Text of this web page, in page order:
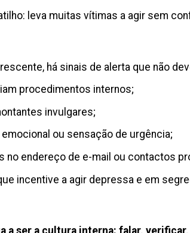
leva muitas vítimas a agir sem
há sinais de alerta que não
procedimentos internos;
invulgares;
ou sensação de urgência;
no endereço de e-mail ou contactos
incentive a agir depressa e em
a ser a cultura interna: falar,